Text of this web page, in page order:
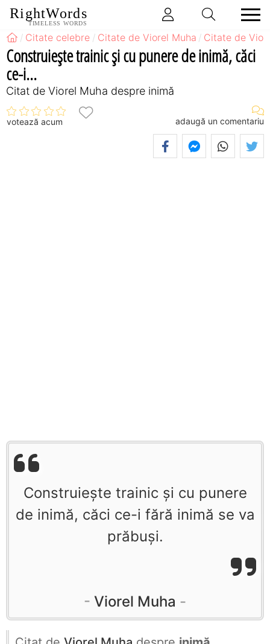
RightWords
TIMELESS WORDS
Citate celebre Citate de Viorel Muha Citate de
Construieşte trainic şi cu punere de inimă, căci
ce-i...
Citat de Viorel Muha despre inimă
votează acum adaugă un comentariu
Construieşte trainic şi cu punere
de inimă, căci ce-i fără inimă se va
prăbuşi.
Viorel Muha